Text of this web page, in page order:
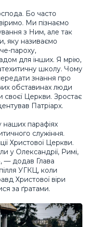
Бо часто
Ми пізнаємо
з Ним, але так
яку називаємо
пароху,
для інших. Я мрію,
школу. Чому
знання про
обставинах люди
Церкви. Зростає
Патріарх.
парафіях
служіння.
Христової Церкви.
у Олександрії, Римі,
— додав Глава
УГКЦ, коли
Христової віри
за ґратами.